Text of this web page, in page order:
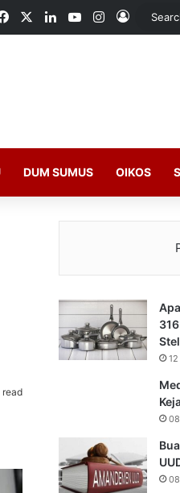
FacebookLinkedInYouTubeInstagram
Log In
DUM SUMUS OIKOS
read